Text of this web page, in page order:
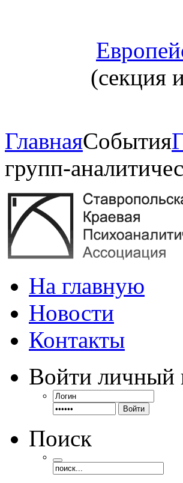
(секция
ГлавнаяСобытия
групп-
На главную
Новости
Контакты
Войти личный
Войти
Поиск